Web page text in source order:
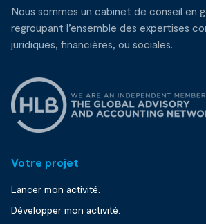
Nous sommes un cabinet de conseil en
regroupant l’ensemble des expertises
juridiques, financières, ou sociales.
Votre projet
Lancer mon activité.
Développer mon activité.